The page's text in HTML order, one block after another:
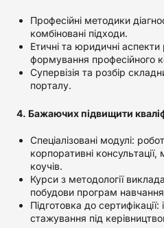
Професійні методики
комбіновані підходи.
Етичні та юридичні
формування професійного
Супервізія та розбір
порталу.
4. Бажаючих підвищити
Спеціалізовані модулі:
корпоративні
коучів.
Курси з методології
побудови програм
Підготовка до сертифікації:
стажування під